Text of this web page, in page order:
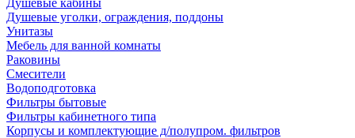
Душевые кабины
Душевые уголки, ограждения, поддоны
Унитазы
Мебель для ванной комнаты
Раковины
Смесители
Водоподготовка
Фильтры бытовые
Фильтры кабинетного типа
Корпусы и комплектующие д/полупром. фильтров